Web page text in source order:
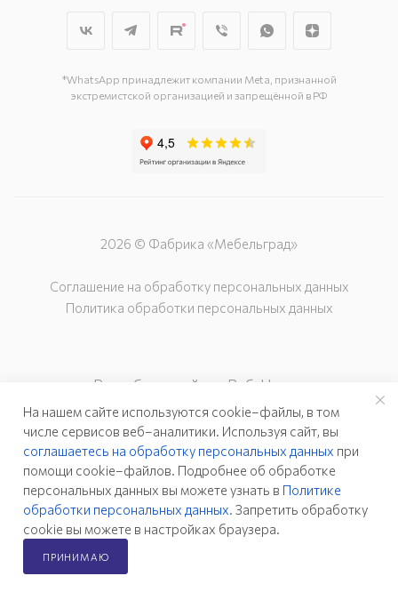
г. Подольск, ул. Станционная, д. 11
*WhatsApp принадлежит компании Meta, признанной
экстремистской организацией и запрещённой в РФ
2026 © Фабрика «Мебельград»
Соглашение на обработку персональных данных
Политика обработки персональных данных
Разработка сайта – Веб-Центр
Главная
На нашем сайте используются cookie–файлы, в том
числе сервисов веб–аналитики. Используя сайт, вы
соглашаетесь на обработку персональных данных при
помощи cookie–файлов. Подробнее об обработке
персональных данных вы можете узнать в Политике
обработки персональных данных. Запретить обработку
cookie вы можете в настройках браузера.
ПРИНИМАЮ